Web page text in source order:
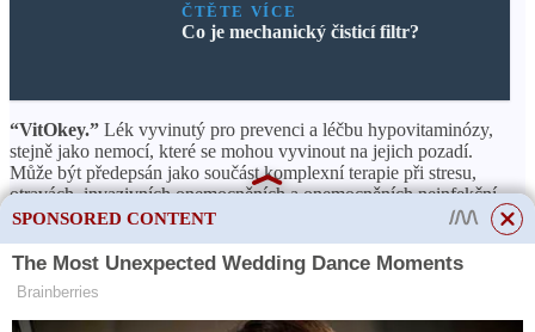
ČTĚTE VÍCE
Co je mechanický čisticí filtr?
“VitOkey.” Lék vyvinutý pro prevenci a léčbu hypovitaminózy,
stejně jako nemocí, které se mohou vyvinout na jejich pozadí.
Může být předepsán jako součást komplexní terapie při stresu,
otravách, invazivních onemocněních a onemocněních neinfekční
etiologie. Přípravek je dostupný pro parenterální podání (injekcí).
fyziologicky založeném poměru: A, D3 , E, K, B 1, B2, B6,
nikotinamid, pantothenát vápenatý, kyanokobalamin, kyselina
v případech nedostatku několika vitamínů najednou, což se často
SPONSORED CONTENT